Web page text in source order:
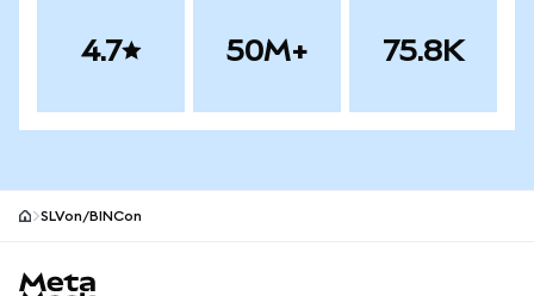
4.7 50M+ 75.8K
SLVon/BINCon